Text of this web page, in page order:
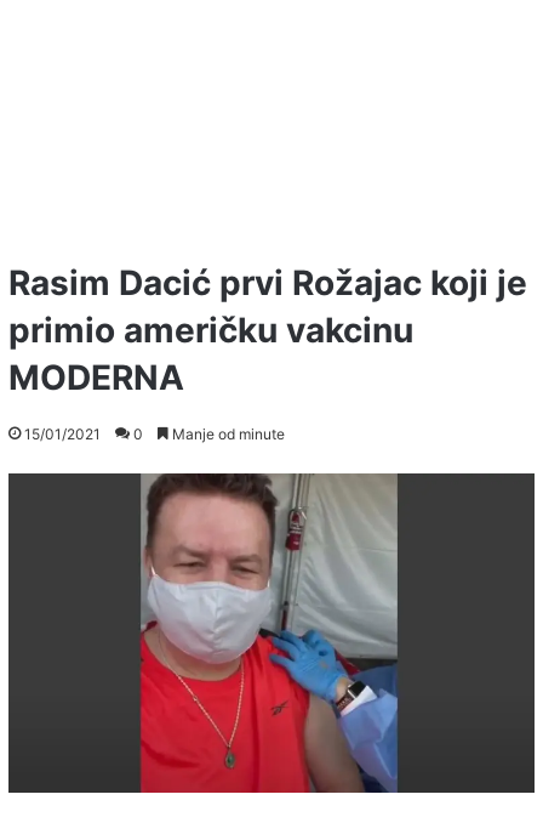
Rasim Dacić prvi Rožajac koji je
primio američku vakcinu
MODERNA
15/01/2021 0 Manje od minute